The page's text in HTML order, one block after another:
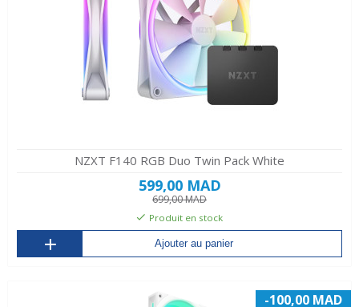
NZXT F140 RGB Duo Twin Pack White
599,00 MAD
699,00 MAD
Produit en stock
Ajouter au panier
-100,00 MAD